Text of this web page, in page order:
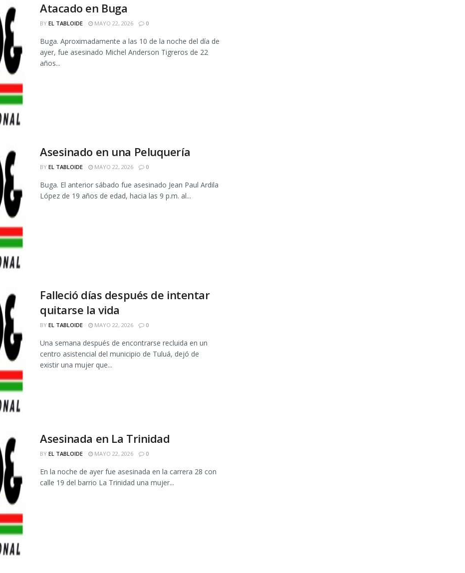
Atacado en Buga
BY EL TABLOIDE MAYO 22, 2026 0
Buga. Aproximadamente a las 10 de la noche del día de
ayer, fue asesinado Michel Anderson Tigreros de 22
años...
Asesinado en una Peluquería
BY EL TABLOIDE MAYO 22, 2026 0
Buga. El anterior sábado fue asesinado Jean Paul Ardila
López de 19 años de edad, hacia las 9 p.m. al...
Falleció días después de intentar
quitarse la vida
BY EL TABLOIDE MAYO 22, 2026 0
Una semana después de encontrarse recluida en un
centro asistencial del municipio de Tuluá, dejó de
existir una mujer que...
Asesinada en La Trinidad
BY EL TABLOIDE MAYO 22, 2026 0
En la noche de ayer fue asesinada en la carrera 28 con
calle 19 del barrio La Trinidad una mujer...